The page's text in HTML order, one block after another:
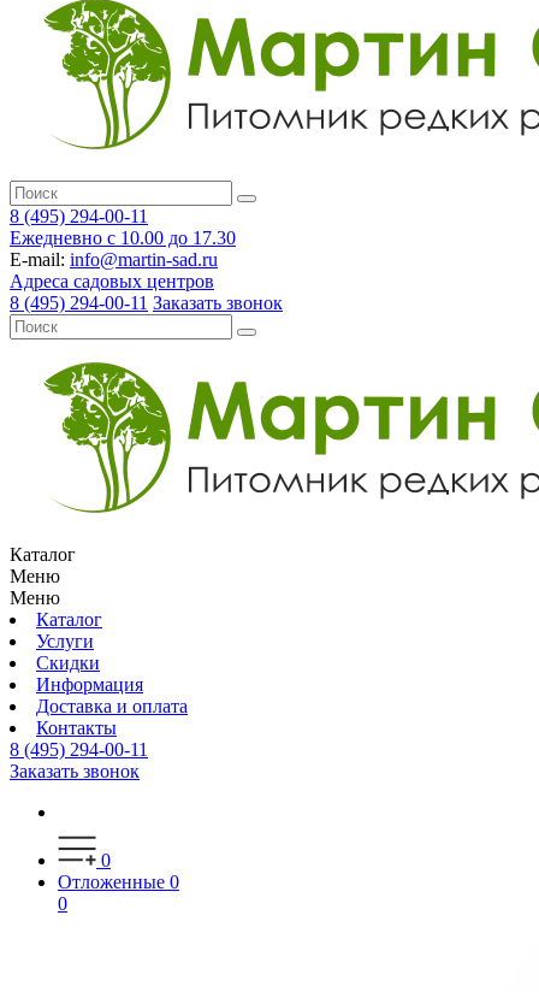
8 (495) 294-00-11
Ежедневно с 10.00 до 17.30
E-mail: info@martin-sad.ru
Адреса садовых центров
8 (495) 294-00-11 Заказать звонок
Каталог
Меню
Меню
Каталог
Услуги
Скидки
Информация
Доставка и оплата
Контакты
8 (495) 294-00-11
Заказать звонок
0
Отложенные 0
0